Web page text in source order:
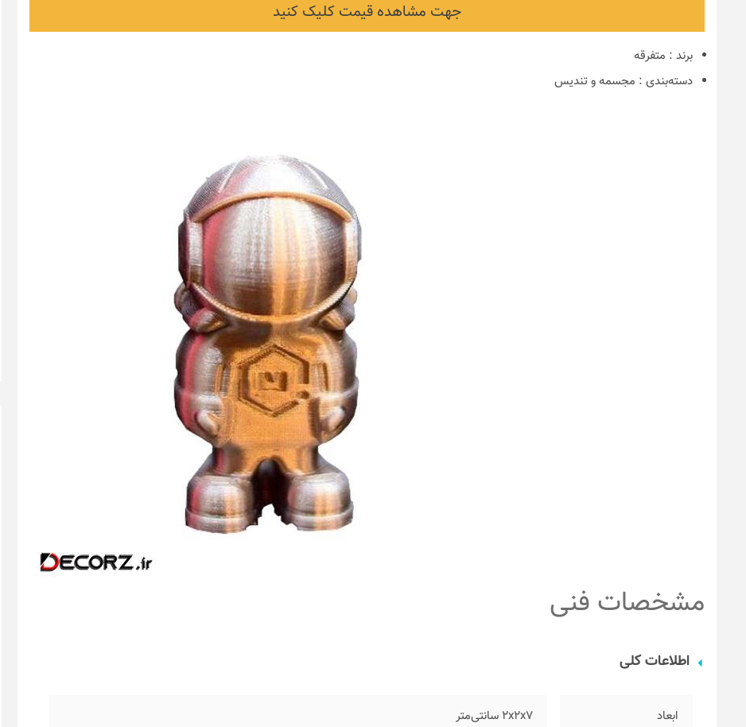
جهت مشاهده قیمت کلیک کنید
برند : متفرقه
دسته‌بندی : مجسمه و تندیس
مشخصات فنی
اطلاعات کلی
ابعاد ۲x2x7 سانتی‌متر
دکوراسیون مدرن در خانه
نکات و ترفندها
دکوراسیون داخلی و
چیدمان خانه (جدیدترین
ایده‌ها و عکس‌ها)
6 سال قبل